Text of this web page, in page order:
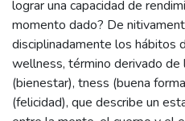
lograr una capacidad de
momento dado? De
disciplinadamente los hábitos
wellness, término derivado
(bienestar), tness (buena
(felicidad), que describe un